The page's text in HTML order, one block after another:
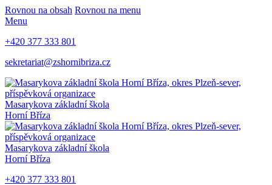
Rovnou na obsah Rovnou na menu
Menu
+420 377 333 801
sekretariat@zshornibriza.cz
Masarykova základní škola
Horní Bříza
Masarykova základní škola
Horní Bříza
+420 377 333 801